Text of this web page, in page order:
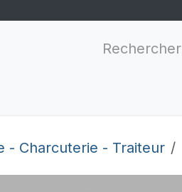
- Charcuterie - Traiteur